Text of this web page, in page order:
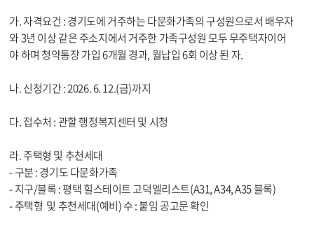
가. 자격요건 : 경기도에 거주하는 다문화가족의 구성원으로서 배우자
와 3년 이상 같은 주소지에서 거주한 가족구성원 모두 무주택자이어
야 하며 청약통장 가입 6개월 경과, 월납입 6회 이상 된 자.
나. 신청기간 : 2026. 6. 12.(금)까지
다. 접수처 : 관할 행정복지센터 및 시청
라. 주택형 및 추천세대
- 구분 : 경기도 다문화가족
- 지구/블록 : 평택 힐스테이트 고덕엘리스트(A31, A34, A35 블록)
- 주택형 및 추천세대(예비) 수 : 붙임 공고문 확인